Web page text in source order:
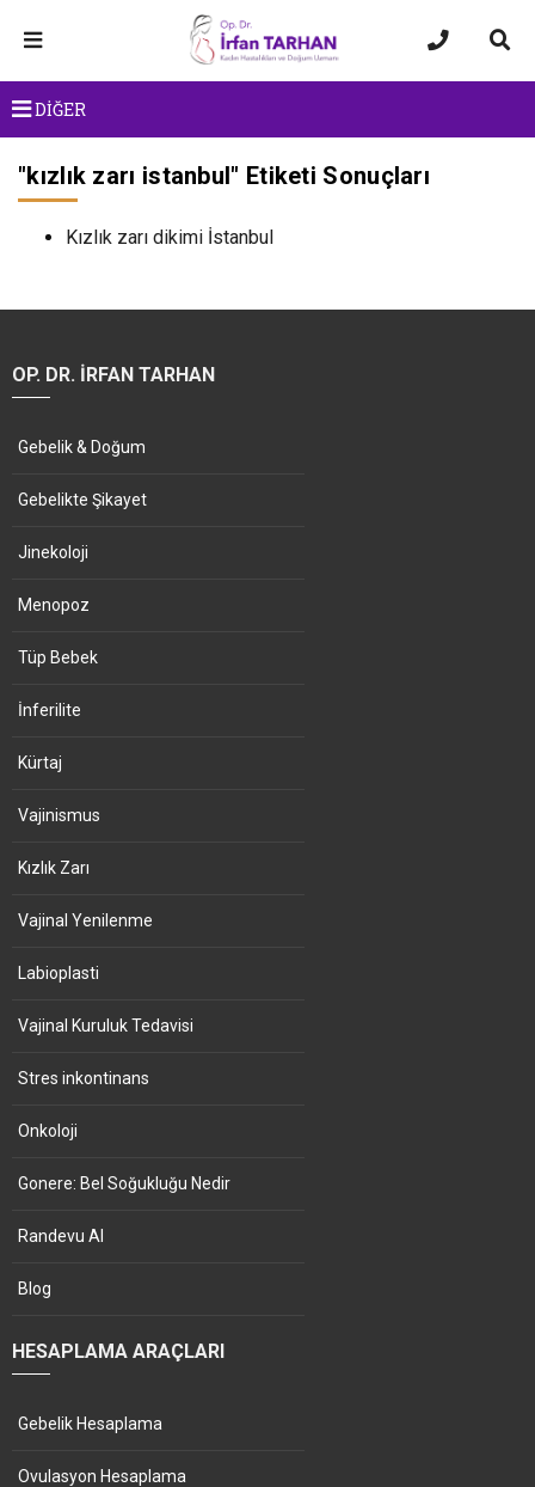
DİĞER
"kızlık zarı istanbul" Etiketi Sonuçları
Kızlık zarı dikimi İstanbul
OP. DR. İRFAN TARHAN
Gebelik & Doğum
Gebelikte Şikayet
Jinekoloji
Menopoz
Tüp Bebek
İnferilite
Kürtaj
Vajinismus
Kızlık Zarı
Vajinal Yenilenme
Labioplasti
Vajinal Kuruluk Tedavisi
Stres inkontinans
Onkoloji
Gonere: Bel Soğukluğu Nedir
Randevu Al
Blog
HESAPLAMA ARAÇLARI
Gebelik Hesaplama
Ovulasyon Hesaplama